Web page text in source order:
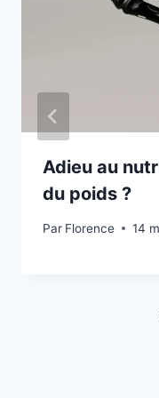
Adieu au
du poids ?
Par Florence 14